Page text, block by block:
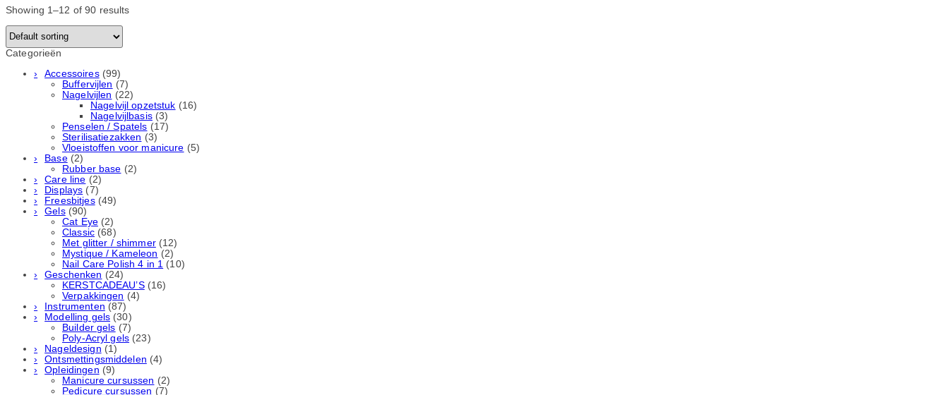
Showing 1–12 of 90 results
Categorieën
Accessoires (99)
Buffervijlen (7)
Nagelvijlen (22)
Nagelvijl opzetstuk (16)
Nagelvijlbasis (3)
Penselen / Spatels (17)
Sterilisatiezakken (3)
Vloeistoffen voor manicure (5)
Base (2)
Rubber basе (2)
Care line (2)
Displays (7)
Freesbitjes (49)
Gels (90)
Cat Eye (2)
Classic (68)
Met glitter / shimmer (12)
Mystique / Kameleon (2)
Nail Care Polish 4 in 1 (10)
Geschenken (24)
KERSTCADEAU’S (16)
Verpakkingen (4)
Instrumenten (87)
Modelling gels (30)
Builder gels (7)
Poly-Acryl gels (23)
Nageldesign (1)
Ontsmettingsmiddelen (4)
Opleidingen (9)
Manicure cursussen (2)
Pedicure cursussen (7)